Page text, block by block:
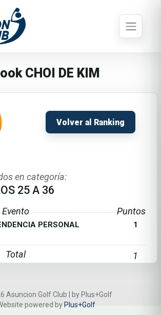
CHOI DE KIM
Volver al Ranking
en categoría:
25 A 36
Evento Puntos
PERSONAL
1
Total 1
Asuncion Golf Club | by Plus+Golf
powered by Plus+Golf